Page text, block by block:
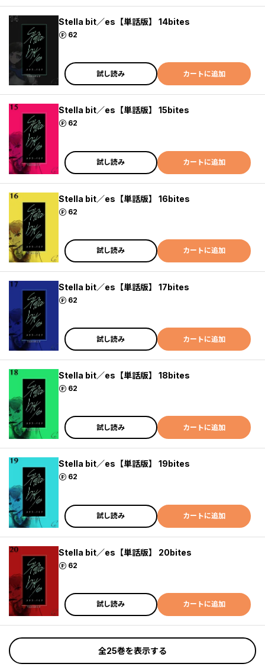
Stella bit／es【単話版】 14bites
62
ポイント
試し読み カートに追加
Stella bit／es【単話版】 15bites
62
ポイント
試し読み カートに追加
Stella bit／es【単話版】 16bites
62
ポイント
試し読み カートに追加
Stella bit／es【単話版】 17bites
62
ポイント
試し読み カートに追加
Stella bit／es【単話版】 18bites
62
ポイント
試し読み カートに追加
Stella bit／es【単話版】 19bites
62
ポイント
試し読み カートに追加
Stella bit／es【単話版】 20bites
62
ポイント
試し読み カートに追加
全25巻を表示する